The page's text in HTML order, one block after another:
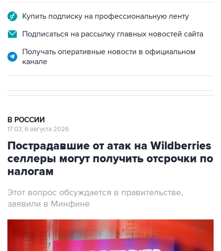
Купить подписку на профессиональную ленту
Подписаться на рассылку главных новостей сайта
Получать оперативные новости в официальном
канале
В РОССИИ
17:03, 6 августа 2026
Пострадавшие от атак на Wildberries
селлеры могут получить отсрочки по
налогам
Этот вопрос обсуждается в правительстве,
заявили в Минфине